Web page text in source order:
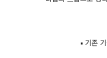
▪ 기존